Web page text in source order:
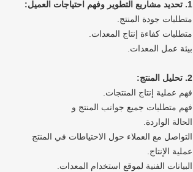
1. تحديد مشاريع التطوير وفهم احتياجات العميل:
متطلبات جودة المنتج.
متطلبات كفاءة إنتاج المعدات.
بيئة عمل المعدات.
2. تحليل المنتج:
فهم عملية إنتاج المنتجات.
فهم متطلبات جميع جوانب المنتج و
الحالة الواردة.
التواصل مع العملاء حول الاحتياطات في المنتج
عملية الإنتاج.
البيانات الفنية لموقع استخدام المعدات.